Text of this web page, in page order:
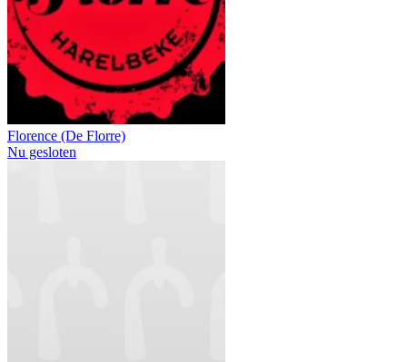
Florence (De Florre)
Nu gesloten